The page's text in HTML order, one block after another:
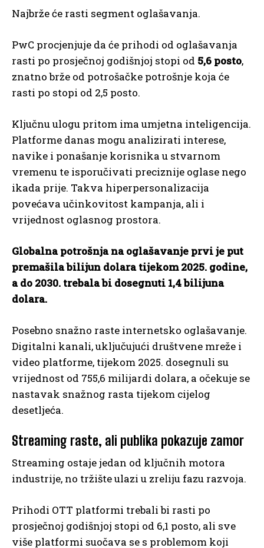
Najbrže će rasti segment oglašavanja.
PwC procjenjuje da će prihodi od oglašavanja
rasti po prosječnoj godišnjoj stopi od 5,6 posto,
znatno brže od potrošačke potrošnje koja će
rasti po stopi od 2,5 posto.
Ključnu ulogu pritom ima umjetna inteligencija.
Platforme danas mogu analizirati interese,
navike i ponašanje korisnika u stvarnom
vremenu te isporučivati preciznije oglase nego
ikada prije. Takva hiperpersonalizacija
povećava učinkovitost kampanja, ali i
vrijednost oglasnog prostora.
Globalna potrošnja na oglašavanje prvi je put
premašila bilijun dolara tijekom 2025. godine,
a do 2030. trebala bi dosegnuti 1,4 bilijuna
dolara.
Posebno snažno raste internetsko oglašavanje.
Digitalni kanali, uključujući društvene mreže i
video platforme, tijekom 2025. dosegnuli su
vrijednost od 755,6 milijardi dolara, a očekuje se
nastavak snažnog rasta tijekom cijelog
desetljeća.
Streaming raste, ali publika pokazuje zamor
Streaming ostaje jedan od ključnih motora
industrije, no tržište ulazi u zreliju fazu razvoja.
Prihodi OTT platformi trebali bi rasti po
prosječnoj godišnjoj stopi od 6,1 posto, ali sve
više platformi suočava se s problemom koji